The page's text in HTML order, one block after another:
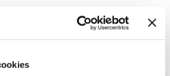
olanak sağlarken, uzaktan
da takip etmenize imkân sunar.
deneyim sunar.